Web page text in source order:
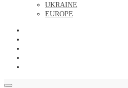
UKRAINE
EUROPE